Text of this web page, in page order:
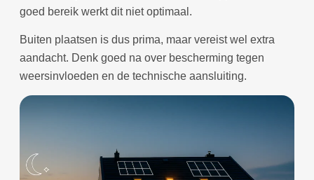
goed bereik werkt dit niet optimaal.
Buiten plaatsen is dus prima, maar vereist wel extra
aandacht. Denk goed na over bescherming tegen
weersinvloeden en de technische aansluiting.